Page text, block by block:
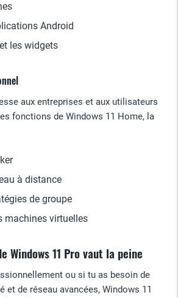
Android
les widgets
aux entreprises et aux utilisateurs
fonctions de Windows 11 Home, la
à distance
de groupe
machines virtuelles
Windows 11 Pro vaut la peine
ou si tu as besoin de
et de réseau avancées, Windows 11